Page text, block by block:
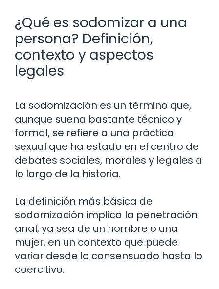
¿Qué es sodomizar a una
persona? Definición,
contexto y aspectos
legales
La sodomización es un término que,
aunque suena bastante técnico y
formal, se refiere a una práctica
sexual que ha estado en el centro de
debates sociales, morales y legales a
lo largo de la historia.
La definición más básica de
sodomización implica la penetración
anal, ya sea de un hombre o una
mujer, en un contexto que puede
variar desde lo consensuado hasta lo
coercitivo.